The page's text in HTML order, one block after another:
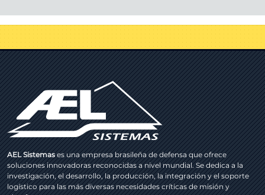
AEL Sistemases una empresa brasileña de defensa que ofrece
soluciones innovadoras reconocidas a nivel mundial. Se dedica a la
investigación, el desarrollo, la producción, la integración y el soporte
logístico para las más diversas necesidades críticas de misión y